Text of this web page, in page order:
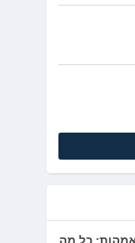
כל מה